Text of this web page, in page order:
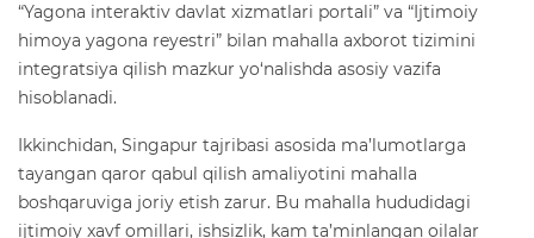
“Yagona interaktiv davlat xizmatlari portali” va “Ijtimoiy
himoya yagona reyestri” bilan mahalla axborot tizimini
integratsiya qilish mazkur yo‘nalishda asosiy vazifa
hisoblanadi.
Ikkinchidan, Singapur tajribasi asosida ma’lumotlarga
tayangan qaror qabul qilish amaliyotini mahalla
boshqaruviga joriy etish zarur. Bu mahalla hududidagi
ijtimoiy xavf omillari, ishsizlik, kam ta’minlangan oilalar